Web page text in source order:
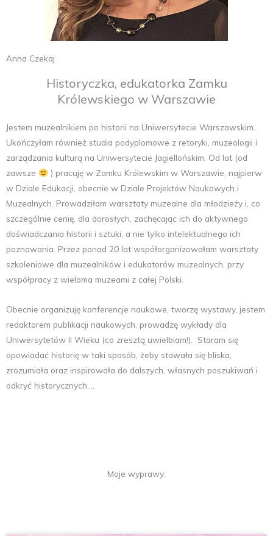
Anna Czekaj
Historyczka, edukatorka Zamku
Królewskiego w Warszawie
Jestem muzealnikiem po historii na Uniwersytecie Warszawskim.
Ukończyłam również studia podyplomowe z retoryki, muzeologii i
zarządzania kulturą na Uniwersytecie Jagiellońskim. Od lat (od
zawsze
) pracuję w Zamku Królewskim w Warszawie, najpierw
w Dziale Edukacji, obecnie w Dziale Projektów Naukowych i
Muzealnych. Prowadziłam warsztaty muzealne dla młodzieży i, co
szczególnie cenię, dla dorosłych, zachęcając ich do aktywnego
doświadczania historii i sztuki, a nie tylko intelektualnego ich
poznawania. Przez ponad 20 lat współorganizowałam warsztaty
szkoleniowe dla muzealników i edukatorów muzealnych, przy
współpracy z wieloma muzeami z całej Polski.
Obecnie organizuję konferencje naukowe, tworzę wystawy, jestem
redaktorem publikacji naukowych, prowadzę wykłady dla
Uniwersytetów II Wieku (co zresztą uwielbiam!). Staram się
opowiadać historię w taki sposób, żeby stawała się bliska,
zrozumiała oraz inspirowała do dalszych, własnych poszukiwań i
odkryć historycznych….
Moje wyprawy: